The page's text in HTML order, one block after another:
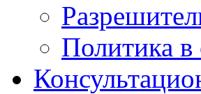
Политика в